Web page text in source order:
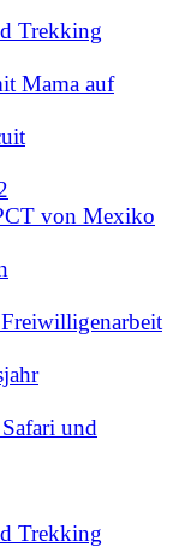
Trekking
Mama auf
von Mexiko
und
Trekking